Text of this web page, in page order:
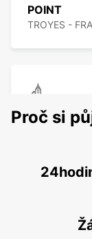
POINT
TROYES -
DIJON CAP
DIJON -
TROYES
LA
Proč si